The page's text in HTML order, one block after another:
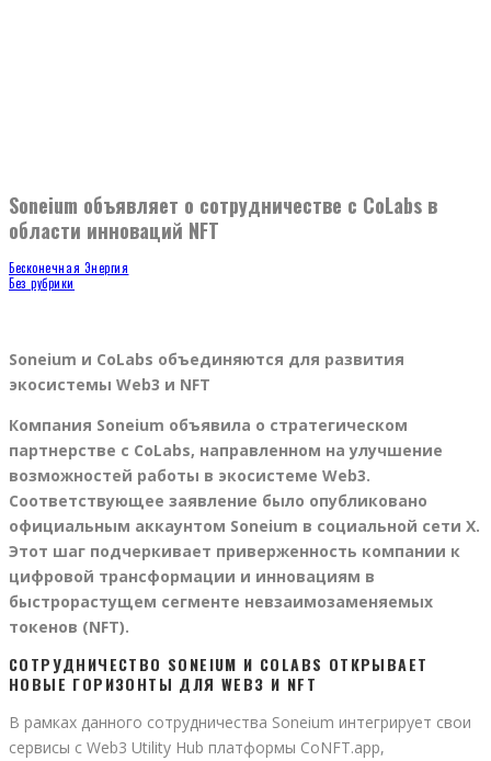
Soneium объявляет о сотрудничестве с CoLabs в
области инноваций NFT
Бесконечная Энергия
Без рубрики
Soneium и CoLabs объединяются для развития
экосистемы Web3 и NFT
Компания Soneium объявила о стратегическом
партнерстве с CoLabs, направленном на улучшение
возможностей работы в экосистеме Web3.
Соответствующее заявление было опубликовано
официальным аккаунтом Soneium в социальной сети X.
Этот шаг подчеркивает приверженность компании к
цифровой трансформации и инновациям в
быстрорастущем сегменте невзаимозаменяемых
токенов (NFT).
СОТРУДНИЧЕСТВО SONEIUM И COLABS ОТКРЫВАЕТ
НОВЫЕ ГОРИЗОНТЫ ДЛЯ WEB3 И NFT
В рамках данного сотрудничества Soneium интегрирует свои
сервисы с Web3 Utility Hub платформы CoNFT.app,